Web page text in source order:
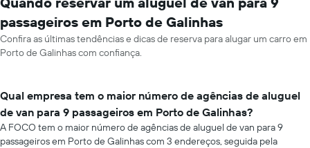
passageiros em Porto de Galinhas
Confira as últimas tendências e dicas de reserva para alugar um carro em
Porto de Galinhas com confiança.
Qual empresa tem o maior número de agências de aluguel
de van para 9 passageiros em Porto de Galinhas?
A FOCO tem o maior número de agências de aluguel de van para 9
passageiros em Porto de Galinhas com 3 endereços, seguida pela